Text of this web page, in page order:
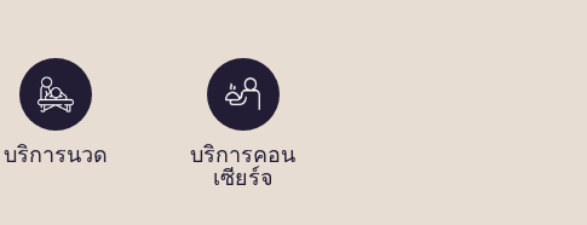
บริการนวด
บริการคอน
เซียร์จ